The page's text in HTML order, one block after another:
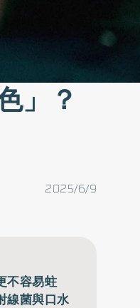
」？
2025/6/9
不容易蛀
線菌與口水